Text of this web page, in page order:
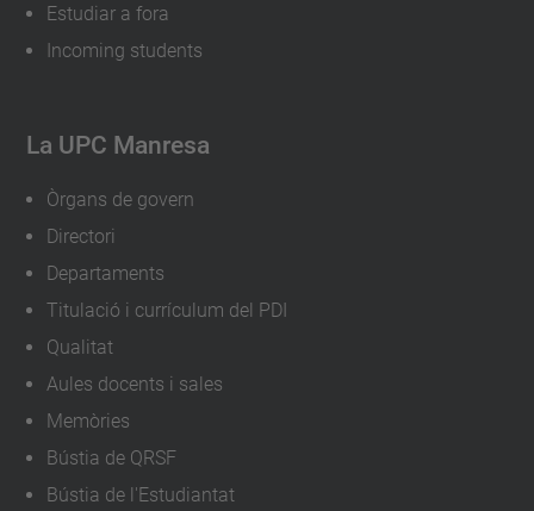
Estudiar a fora
Incoming students
La UPC Manresa
Òrgans de govern
Directori
Departaments
Titulació i currículum del PDI
Qualitat
Aules docents i sales
Memòries
Bústia de QRSF
Bústia de l'Estudiantat